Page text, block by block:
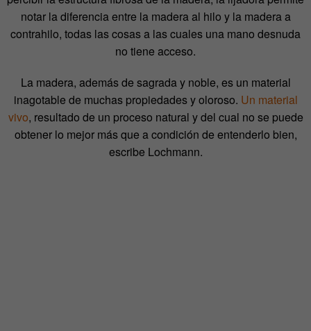
notar la diferencia entre la madera al hilo y la madera a
contrahilo, todas las cosas a las cuales una mano desnuda
no tiene acceso.
La madera, además de sagrada y noble, es un material
inagotable de muchas propiedades y oloroso. Un material
vivo, resultado de un proceso natural y del cual no se puede
obtener lo mejor más que a condición de entenderlo bien,
escribe Lochmann.